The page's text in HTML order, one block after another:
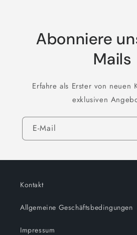
Abonniere
Mails
Erfahre als Erster von neuen
exklusiven
E-Mail
Kontakt
Allgemeine Geschäftsbedingungen
Impressum